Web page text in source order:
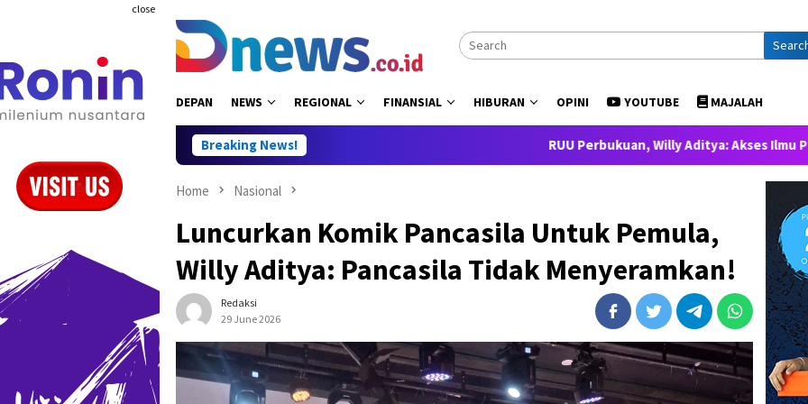
close
DEPAN NEWS REGIONAL FINANSIAL HIBURAN OPINI YOUTUBE MAJALAH
Breaking News! RUU Perbukuan, Willy Aditya: Akses Ilmu Pengetahuan
Home Nasional
Luncurkan Komik Pancasila Untuk Pemula,
Willy Aditya: Pancasila Tidak Menyeramkan!
Redaksi
29 June 2026